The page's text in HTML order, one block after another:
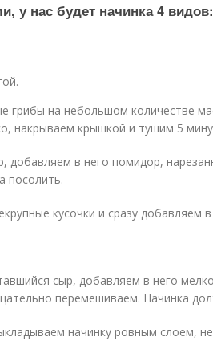
у нас будет начинка 4 видов:
грибы на небольшом количестве
накрываем крышкой и тушим 5
добавляем в него помидор,
посолить.
кусочки и сразу добавляем
сыр, добавляем в него
перемешиваем. Начинка
начинку ровным слоем,